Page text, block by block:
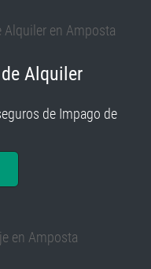
Alquiler
de Impago de